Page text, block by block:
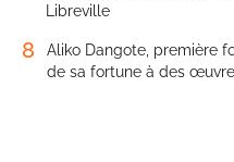
Libreville
8
Aliko Dangote, première
de sa fortune à des